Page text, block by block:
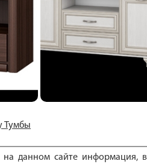
Тумбы
на данном сайте информация,